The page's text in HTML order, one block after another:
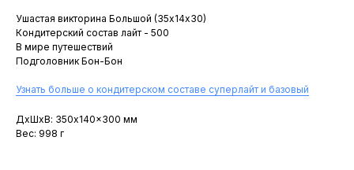
Ушастая викторина Большой (35х14х30)
Кондитерский состав лайт - 500
В мире путешествий
Подголовник Бон-Бон
Узнать больше о кондитерском составе суперлайт и базовый
ДxШxВ: 350x140x300 мм
Вес: 998 г